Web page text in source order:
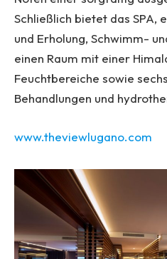
Schließlich bietet das SPA,
und Erholung, Schwimm-
einen Raum mit einer
Feuchtbereiche sowie
Behandlungen und
www.theviewlugano.com